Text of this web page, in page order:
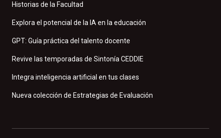
Historias de la Facultad
Explora el potencial de la IA en la educación
GPT: Guía práctica del talento docente
Revive las temporadas de Sintonía CEDDIE
Integra inteligencia artificial en tus clases
Nueva colección de Estrategias de Evaluación